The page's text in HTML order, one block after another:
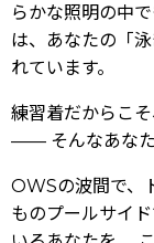
らかな照明の中
は、あなたの「
れています。
練習着だからこ
—— そんなあなた
OWSの波間で、
ものプールサイ